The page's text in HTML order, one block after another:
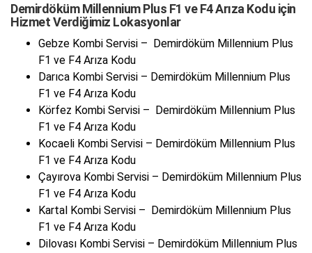
Demirdöküm Millennium Plus F1 ve F4 Arıza Kodu için
Hizmet Verdiğimiz Lokasyonlar
Gebze Kombi Servisi – Demirdöküm Millennium Plus
F1 ve F4 Arıza Kodu
Darıca Kombi Servisi – Demirdöküm Millennium Plus
F1 ve F4 Arıza Kodu
Körfez Kombi Servisi – Demirdöküm Millennium Plus
F1 ve F4 Arıza Kodu
Kocaeli Kombi Servisi – Demirdöküm Millennium Plus
F1 ve F4 Arıza Kodu
Çayırova Kombi Servisi – Demirdöküm Millennium Plus
F1 ve F4 Arıza Kodu
Kartal Kombi Servisi – Demirdöküm Millennium Plus
F1 ve F4 Arıza Kodu
Dilovası Kombi Servisi – Demirdöküm Millennium Plus